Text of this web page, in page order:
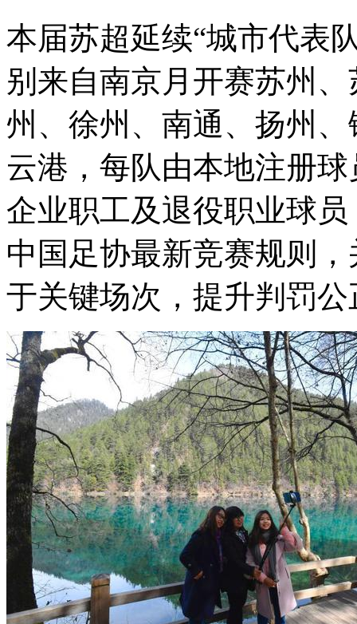
本届苏超延续“城市代表
别来自南京月开赛苏州
州、徐州、南通、扬州
云港，每队由本地注册
企业职工及退役职业球
中国足协最新竞赛规则
于关键场次，提升判罚公